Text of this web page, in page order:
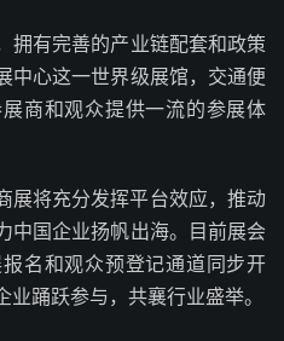
拥有完善的产业链配套和政策
中心这一世界级展馆，交通便
商和观众提供一流的参展体
展将充分发挥平台效应，推动
中国企业扬帆出海。目前展会
名和观众预登记通道同步开
踊跃参与，共襄行业盛举。